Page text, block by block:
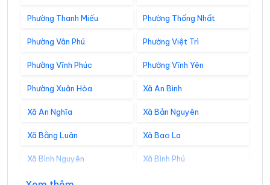
Phường Thanh Miếu Phường Thống Nhất
Phường Vân Phú Phường Việt Trì
Phường Vĩnh Phúc Phường Vĩnh Yên
Phường Xuân Hòa Xã An Bình
Xã An Nghĩa Xã Bản Nguyên
Xã Bằng Luân Xã Bao La
Xã Bình Nguyên Xã Bình Phú
Xã Bình Tuyền